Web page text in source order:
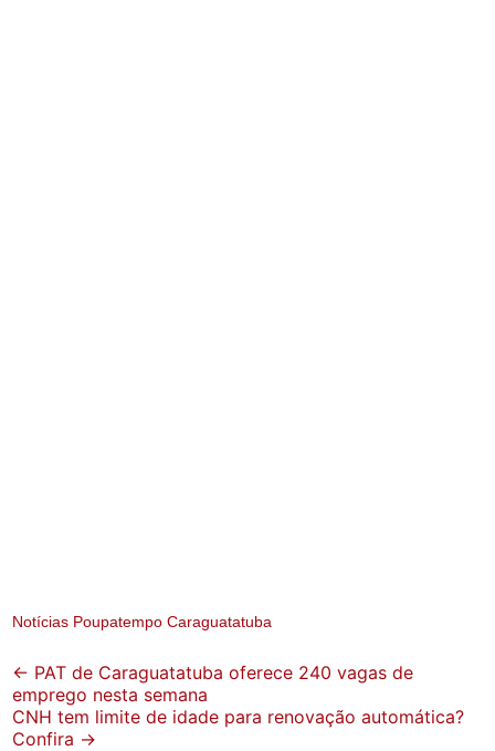
Notícias Poupatempo Caraguatatuba
Post
navigation
← PAT de Caraguatatuba oferece 240 vagas de
emprego nesta semana
CNH tem limite de idade para renovação automática?
Confira →